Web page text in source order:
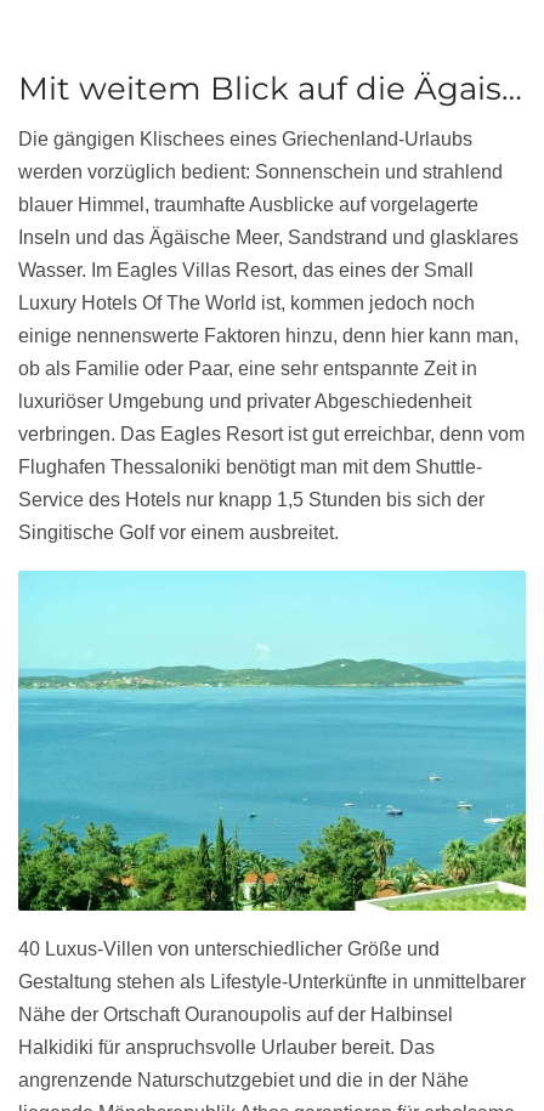
Mit weitem Blick auf die Ägais…
Die gängigen Klischees eines Griechenland-Urlaubs
werden vorzüglich bedient: Sonnenschein und strahlend
blauer Himmel, traumhafte Ausblicke auf vorgelagerte
Inseln und das Ägäische Meer, Sandstrand und glasklares
Wasser. Im Eagles Villas Resort, das eines der Small
Luxury Hotels Of The World ist, kommen jedoch noch
einige nennenswerte Faktoren hinzu, denn hier kann man,
ob als Familie oder Paar, eine sehr entspannte Zeit in
luxuriöser Umgebung und privater Abgeschiedenheit
verbringen. Das Eagles Resort ist gut erreichbar, denn vom
Flughafen Thessaloniki benötigt man mit dem Shuttle-
Service des Hotels nur knapp 1,5 Stunden bis sich der
Singitische Golf vor einem ausbreitet.
40 Luxus-Villen von unterschiedlicher Größe und
Gestaltung stehen als Lifestyle-Unterkünfte in unmittelbarer
Nähe der Ortschaft Ouranoupolis auf der Halbinsel
Halkidiki für anspruchsvolle Urlauber bereit. Das
angrenzende Naturschutzgebiet und die in der Nähe